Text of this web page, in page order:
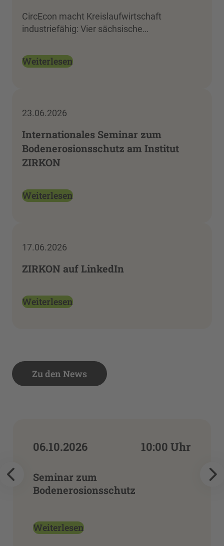
CircEcon macht Kreislaufwirtschaft
industriefähig: Vier sächsische…
Weiterlesen
23.06.2026
Internationales Seminar zum
Bodenerosionsschutz am Institut
ZIRKON
Weiterlesen
17.06.2026
ZIRKON auf LinkedIn
Weiterlesen
Zu den News
06.10.2026 10:00 Uhr
Seminar zum
Bodenerosionsschutz
Weiterlesen